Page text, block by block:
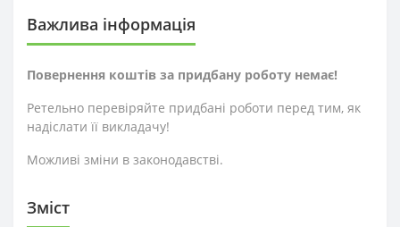
Важлива інформація
Повернення коштів за придбану роботу немає!
Ретельно перевіряйте придбані роботи перед тим, як
надіслати її викладачу!
Можливі зміни в законодавстві.
Зміст